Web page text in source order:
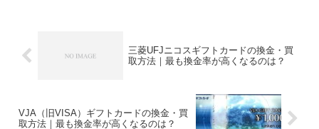
三菱UFJニコスギフトカードの換金・買
取方法｜最も換金率が高くなるのは？
VJA（旧VISA）ギフトカードの換金・買
取方法｜最も換金率が高くなるのは？